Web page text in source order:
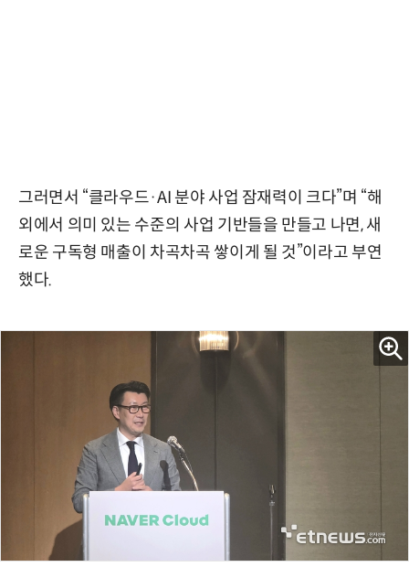
그러면서 “클라우드·AI 분야 사업 잠재력이 크다”며 “해
외에서 의미 있는 수준의 사업 기반들을 만들고 나면, 새
로운 구독형 매출이 차곡차곡 쌓이게 될 것”이라고 부연
했다.